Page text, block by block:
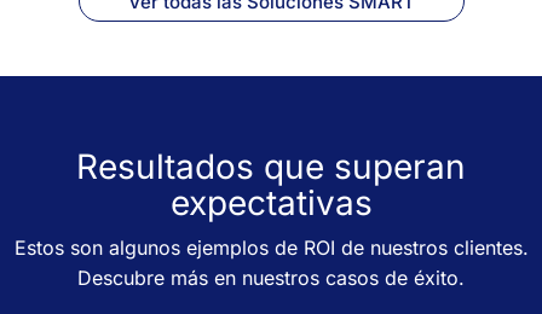
Resultados que superan
expectativas
Estos son algunos ejemplos de ROI de nuestros clientes.
Descubre más en nuestros casos de éxito.